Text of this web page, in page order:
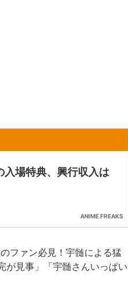
入場特典、興行収入は
ANIME FREAKS
ファン必見！宇髄による猛
が見事」「宇髄さんいっぱい